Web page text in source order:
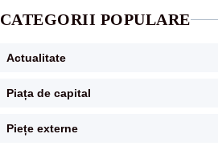
CATEGORII POPULARE
Actualitate
Piața de capital
Piețe externe